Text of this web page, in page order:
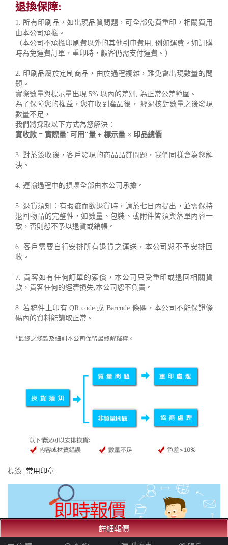
退換保障:
1. 所有印刷品，如出現品質問題，可全部免費重印，相關費用
由本公司承擔。
（本公司不承擔印刷費以外的其他引申費用, 例如運費。如訂購
時為免運費訂單，重印時，顧客仍需支付運費。）
2. 印刷品屬於定制商品，由於過程複雜，難免會出現數量的問
題。
實際數量與標示量出現 5% 以內的差別, 為正常公差範圍。
為了保障您的權益，您在收到產品後， 經過核對數量之後發現
數量不足，
我們將採取以下方式為您解決：
實收款 = 實際量"可用"量 ÷ 標示量 × 印品總價
3. 對於簽收後，客戶發現的商品品質問題，我們同樣會為您解
決。
4. 運輸過程中的損壞全部由本公司承擔。
5. 退貨須知：有瑕疵而欲退貨時，請於七日內提出，並需保持
退回物品的完整性，如數量、包裝、或附件皆須與落單內容一
致，否則恕不予以退貨或銷帳。
6. 客戶需要自行安排所有退貨之運送，本公司恕不予安排回
收。
7. 貴客如有任何訂單的索償，本公司只受重印或退回相關貨
款，貴客任何的經濟損失,本公司恕不負責。
8. 若稿件上印有 QR code 或 Barcode 條碼，本公司不能保證條
碼內的資料能讀取正常。
*最終之條款及細則本公司保留最終解釋權。
標簽: 常用印章
詳細報價